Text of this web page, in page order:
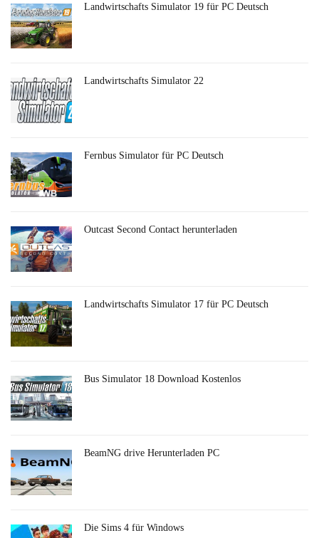
Landwirtschafts Simulator 19 für PC Deutsch
Landwirtschafts Simulator 22
Fernbus Simulator für PC Deutsch
Outcast Second Contact herunterladen
Landwirtschafts Simulator 17 für PC Deutsch
Bus Simulator 18 Download Kostenlos
BeamNG drive Herunterladen PC
Die Sims 4 für Windows